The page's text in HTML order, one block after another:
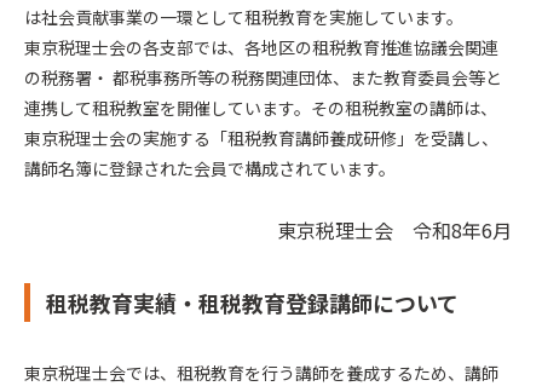
は社会貢献事業の一環として租税教育を実施しています。
東京税理士会の各支部では、各地区の租税教育推進協議会関連
の税務署・ 都税事務所等の税務関連団体、また教育委員会等と
連携して租税教室を開催しています。その租税教室の講師は、
東京税理士会の実施する「租税教育講師養成研修」を受講し、
講師名簿に登録された会員で構成されています。
東京税理士会 令和8年6月
租税教育実績・租税教育登録講師について
東京税理士会では、租税教育を行う講師を養成するため、講師